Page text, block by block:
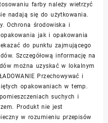
farby należy wietrzyć
nadają się do użytkowania.
Ochrona środowiska i
jak i opakowania
do punktu zajmującego
Szczegółową informację na
można uzyskać w lokalnym
Przechowywać i
opakowaniach w temp.
suchych i
Produkt nie jest
w rozumieniu przepisów